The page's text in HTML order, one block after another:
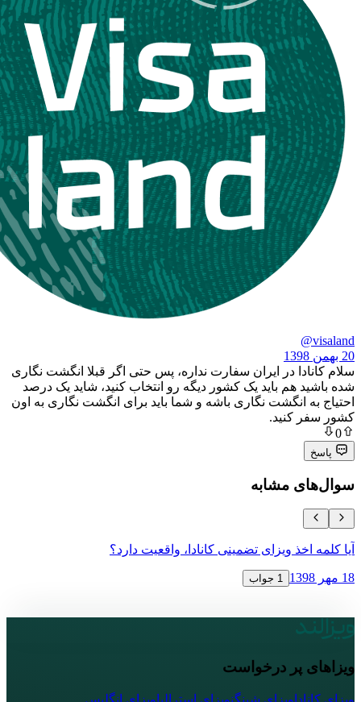
در ایران سفارت نداره، پس حتی اگر قبلا انگشت نگاری
هم باید یک کشور دیگه رو انتخاب کنید، شاید یک درصد
انگشت نگاری باشه و شما باید برای انگشت نگاری به اون
مشابه
ویزای تضمینی کانادا، واقعیت دارد؟
1 جواب
پر درخواست
ویزای شینگنویزای استرالیا ویزای انگلیس